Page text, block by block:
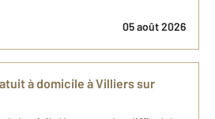
05 août 2026
à domicile à Villiers sur